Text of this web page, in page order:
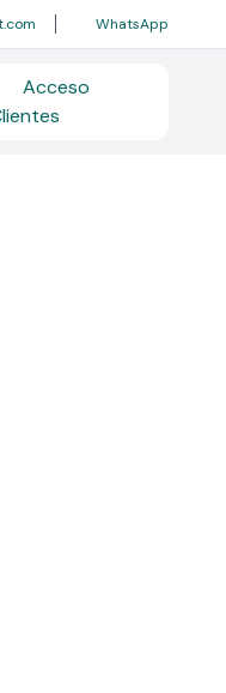
WhatsApp
Acceso